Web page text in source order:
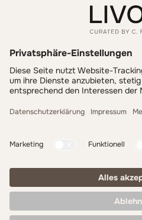
Zahlung & Versand
LIVOSY
Get inspired - follow us!